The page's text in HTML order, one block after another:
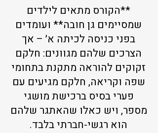
**הקורס מתאים לילדים
שמסיימים גן חובה** ועומדים
בפני כניסה לכיתה א׳ – אך
הצרכים שלהם מגוונים: חלקם
זקוקים להוראה מתקנת בתחומי
שפה וקריאה, חלקם מגיעים עם
פערי בסיס ברכישת מושגי
מספר, ויש כאלו שהאתגר שלהם
הוא רגשי-חברתי בלבד.